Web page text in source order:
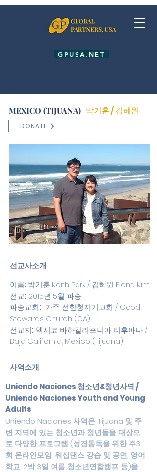
GPUSA.NET
GIVE
MEXICO (TIJUANA) 박기훈 / 김혜원
DONATE
선교사소개
이름: 박기훈 Keith Park / 김혜원 Elena Kim
선교: 2015년 5월 파송
파송교회: 가주 선한청지기교회 / Good
Stewards Church (CA)
선교지: 멕시코 바하칼리포니아 티후아나 /
Baja California, Mexico (Tijuana)
사역소개
Uniendo Naciones 청소년&청년사역/
Uniendo Naciones Youth and Young
Adults
​Uniendo Naciones 사역은 Tijuana 및 주
변 지역에 있는 청소년과 청년들을 대상으
로 다양한 프로그램 (성경통독을 위한 주3
회 온라인모임, 워십댄스 강습 및 공연, 영어
학교, 2박 3일 여름 청소년연합캠프 등)을